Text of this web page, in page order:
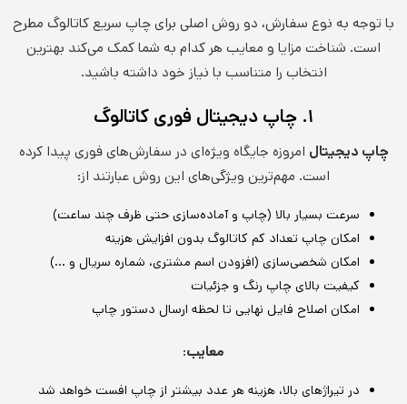
با توجه به نوع سفارش، دو روش اصلی برای چاپ سریع کاتالوگ مطرح
است. شناخت مزایا و معایب هر کدام به شما کمک می‌کند بهترین
انتخاب را متناسب با نیاز خود داشته باشید.
۱. چاپ دیجیتال فوری کاتالوگ
چاپ دیجیتال امروزه جایگاه ویژه‌ای در سفارش‌های فوری پیدا کرده
است. مهم‌ترین ویژگی‌های این روش عبارتند از:
سرعت بسیار بالا (چاپ و آماده‌سازی حتی ظرف چند ساعت)
امکان چاپ تعداد کم کاتالوگ بدون افزایش هزینه
امکان شخصی‌سازی (افزودن اسم مشتری، شماره سریال و …)
کیفیت بالای چاپ رنگ و جزئیات
امکان اصلاح فایل نهایی تا لحظه ارسال دستور چاپ
معایب:
در تیراژهای بالا، هزینه هر عدد بیشتر از چاپ افست خواهد شد